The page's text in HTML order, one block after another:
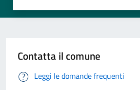
Contatta il comune
Leggi le domande frequenti